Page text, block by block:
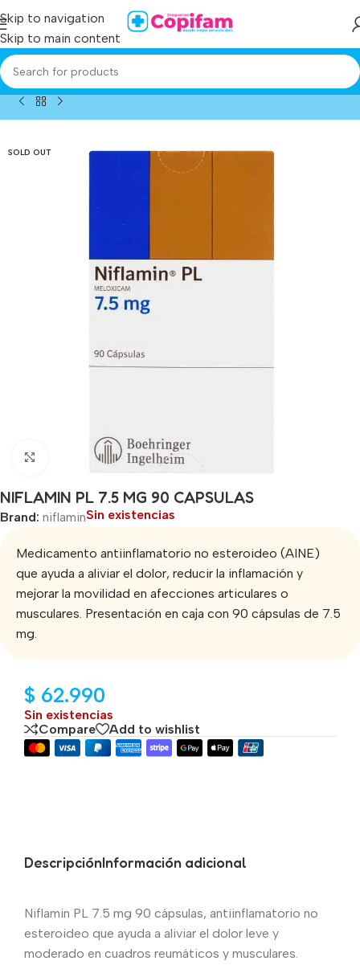
Skip to navigation
Skip to main content
Home / Producto/niflamin pl 7.5 mg 90 capsulas
SOLD OUT
Click to enlarge
NIFLAMIN PL 7.5 MG 90 CAPSULAS
Brand: niflaminSin existencias
Medicamento antiinflamatorio no esteroideo (AINE)
que ayuda a aliviar el dolor, reducir la inflamación y
mejorar la movilidad en afecciones articulares o
musculares. Presentación en caja con 90 cápsulas de 7.5
mg.
$ 62.990
Sin existencias
Compare
Add to wishlist
DescripciónInformación adicional
Niflamin PL 7.5 mg 90 cápsulas, antiinflamatorio no
esteroideo que ayuda a aliviar el dolor leve y
moderado en cuadros reumáticos y musculares.